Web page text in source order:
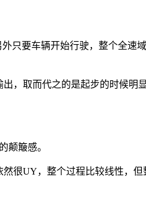
只要车辆开始行驶，整个全速
，取而代之的是起步的时候明
颠簸感。
UY，整个过程比较线性，但